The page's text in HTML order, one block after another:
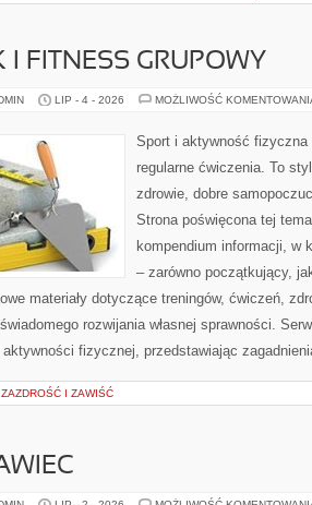
I FITNESS GRUPOWY
LIP - 4 - 2026 MOŻLIWOŚĆ
Sport i aktywność
regularne ćwiczenia. To
zdrowie, dobre
Strona poświęcona tej
kompendium informacji, w
– zarówno początkujący,
materiały dotyczące treningów, ćwiczeń,
rozwijania własnej sprawności.
aktywności fizycznej, przedstawiając
ZAZDROŚĆ I ZAWIŚĆ